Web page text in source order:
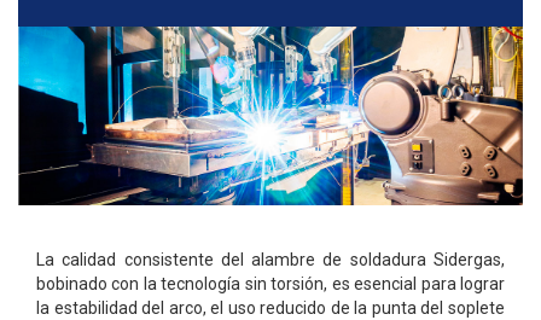
La calidad consistente del alambre de soldadura Sidergas,
bobinado con la tecnología sin torsión, es esencial para lograr
la estabilidad del arco, el uso reducido de la punta del soplete